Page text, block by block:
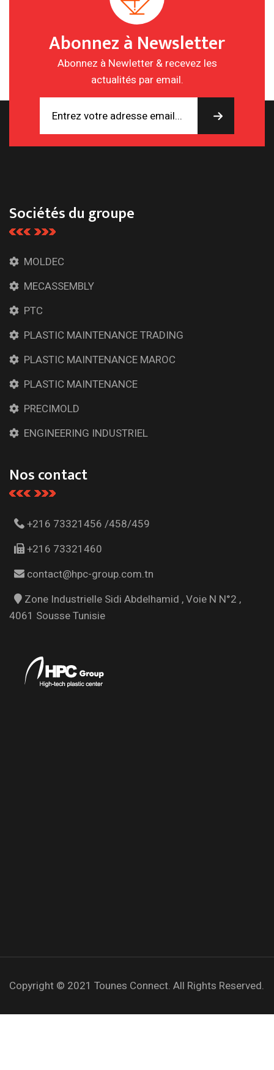
Abonnez à Newsletter
Abonnez à Newletter & recevez les
actualités par email.
Sociétés du groupe
MOLDEC
MECASSEMBLY
PTC
PLASTIC MAINTENANCE TRADING
PLASTIC MAINTENANCE MAROC
PLASTIC MAINTENANCE
PRECIMOLD
ENGINEERING INDUSTRIEL
Nos contact
+216 73321456 /458/459
+216 73321460
contact@hpc-group.com.tn
Zone Industrielle Sidi Abdelhamid , Voie N N°2 ,
4061 Sousse Tunisie
Copyright © 2021 Tounes Connect. All Rights Reserved.